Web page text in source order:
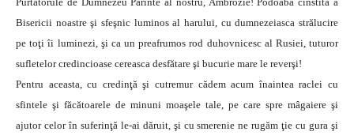
Bisericii noastre şi sfeşnic luminos al harului, cu dumnezeiasca strălucire
pe toţi îi luminezi, şi ca un preafrumos rod duhovnicesc al Rusiei, tuturor
sufletelor credincioase cereasca desfătare şi bucurie mare le reverşi!
Pentru aceasta, cu credinţă şi cutremur cădem acum înaintea raclei cu
sfintele şi făcătoarele de minuni moaşele tale, pe care spre mâgaiere şi
ajutor celor în suferinţă le-ai dăruit, şi cu smerenie ne rugăm ţie cu gura şi